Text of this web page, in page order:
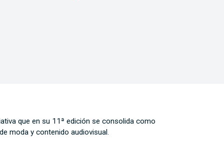
que en su 11ª edición se consolida como
moda y contenido audiovisual.